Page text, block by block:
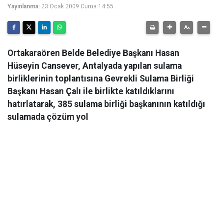
Yayınlanma: 23 Ocak 2009 Cuma 14:55
Ortakaraören Belde Belediye Başkanı Hasan
Hüseyin Cansever, Antalyada yapılan sulama
birliklerinin toplantısına Gevrekli Sulama Birliği
Başkanı Hasan Çalı ile birlikte katıldıklarını
hatırlatarak, 385 sulama birliği başkanının katıldığı
sulamada çözüm yol